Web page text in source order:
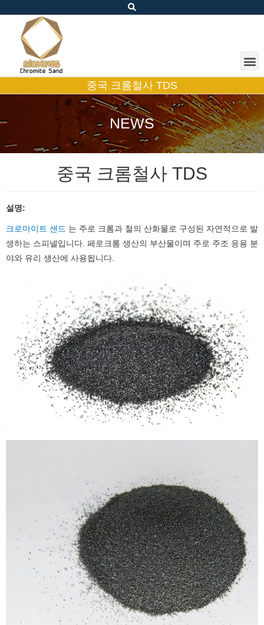
중국 크롬철사 TDS
NEWS
중국 크롬철사 TDS
설명:
크로마이트 샌드 는 주로 크롬과 철의 산화물로 구성된 자연적으로 발
생하는 스피넬입니다. 페로크롬 생산의 부산물이며 주로 주조 응용 분
야와 유리 생산에 사용됩니다.